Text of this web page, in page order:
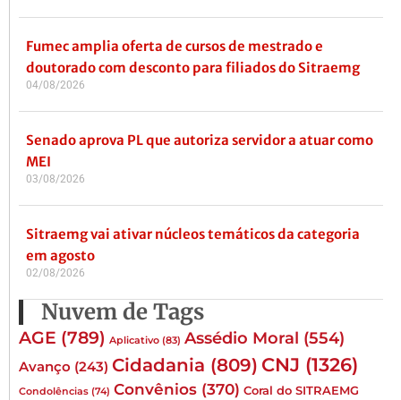
Fumec amplia oferta de cursos de mestrado e
doutorado com desconto para filiados do Sitraemg
04/08/2026
Senado aprova PL que autoriza servidor a atuar como
MEI
03/08/2026
Sitraemg vai ativar núcleos temáticos da categoria
em agosto
02/08/2026
Nuvem de Tags
AGE (789) Aplicativo (83) Assédio Moral (554)
Avanço (243) Cidadania (809) CNJ (1326)
Condolências (74) Convênios (370) Coral do SITRAEMG